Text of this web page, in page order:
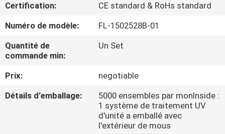
VISITE
D'USINE
CONTRÔLE
DE
QUALITÉ
Certification:
CE standard & RoHs standard
Numéro de modèle:
FL-1502528B-01
Quantité de
commande min:
Un Set
Prix:
negotiable
Détails d'emballage:
5000 ensembles par monInside :
1 système de traitement UV
d'unité a emballé avec
l'extérieur de mous